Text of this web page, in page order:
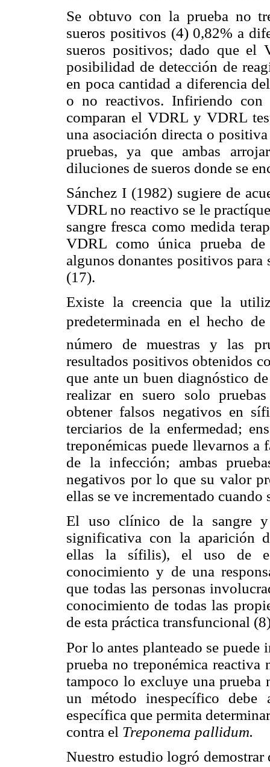
Se obtuvo con la prueba no
sueros positivos (4) 0,82% a
sueros positivos; dado que el
posibilidad de detección de
en poca cantidad a diferencia
o no reactivos. Infiriendo con
comparan el VDRL y VDRL
una asociación directa o
pruebas, ya que ambas
diluciones de sueros donde se
Sánchez I (1982) sugiere de
VDRL no reactivo se le
sangre fresca como medida
VDRL como única prueba de
algunos donantes positivos
(17).
Existe la creencia que la
predeterminada en el hecho de
número de muestras y las
resultados positivos obtenidos
que ante un buen diagnóstico
realizar en suero solo
obtener falsos negativos en
terciarios de la enfermedad;
treponémicas puede llevarnos
de la infección; ambas
negativos por lo que su valor
ellas se ve incrementado
El uso clínico de la sangre y
significativa con la aparición
ellas la sífilis), el uso de
conocimiento y de una
que todas las personas
conocimiento de todas las
de esta práctica transfuncional
Por lo antes planteado se
prueba no treponémica
tampoco lo excluye una
un método inespecífico debe
específica que permita
contra el Treponema pallidum.
Nuestro estudio logró